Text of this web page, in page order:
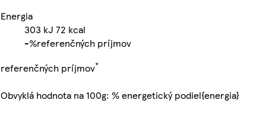
Energia
303 kJ 72 kcal
-%referenčných príjmov
referenčných príjmov*
Obvyklá hodnota na 100g: % energetický podiel{energia}